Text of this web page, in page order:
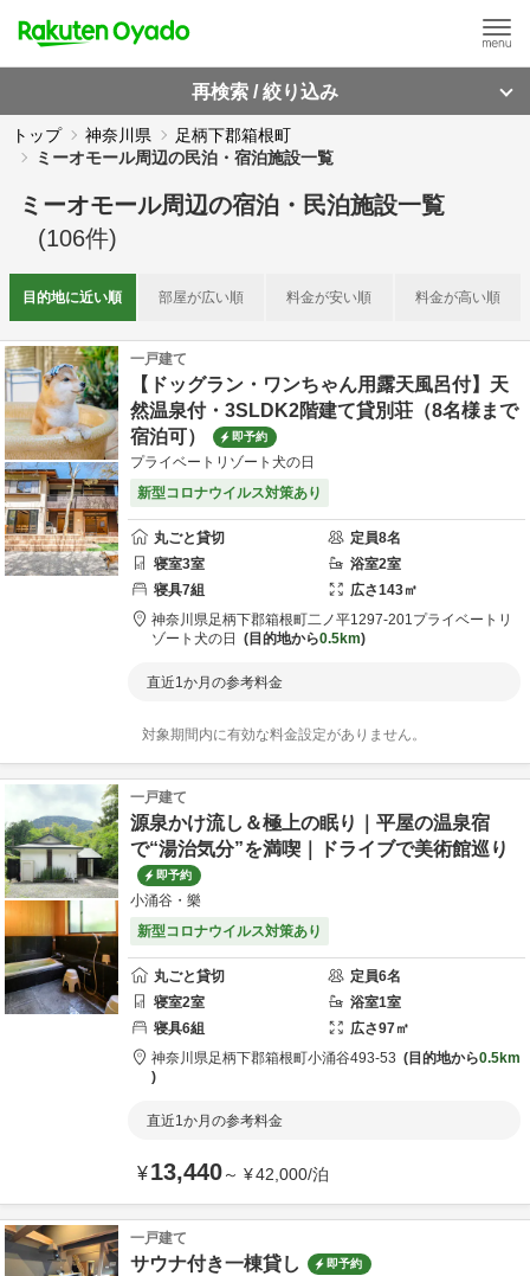
再検索 / 絞り込み
トップ 神奈川県
足柄下郡箱根町
ミーオモール周辺の民泊・宿泊施設一覧
ミーオモール周辺の宿泊・民泊施設一覧
(106件)
目的地に近い順 部屋が広い順 料金が安い順 料金が高い順
一戸建て
【ドッグラン・ワンちゃん用露天風呂付】天
然温泉付・3SLDK2階建て貸別荘（8名様まで
宿泊可）
即予約
プライベートリゾート犬の日
新型コロナウイルス対策あり
丸ごと貸切 定員8名
寝室3室 浴室2室
寝具7組 広さ143㎡
神奈川県足柄下郡箱根町二ノ平1297-201プライベートリ
ゾート犬の日
目的地から0.5km
直近1か月の参考料金
対象期間内に有効な料金設定がありません。
一戸建て
源泉かけ流し＆極上の眠り｜平屋の温泉宿
で“湯治気分”を満喫｜ドライブで美術館巡り
即予約
小涌谷・樂
新型コロナウイルス対策あり
丸ごと貸切 定員6名
寝室2室 浴室1室
寝具6組 広さ97㎡
神奈川県足柄下郡箱根町小涌谷493-53 目的地から0.5km
直近1か月の参考料金
¥13,440～ ¥42,000/泊
一戸建て
サウナ付き一棟貸し 即予約